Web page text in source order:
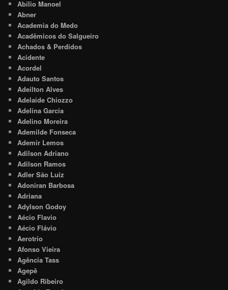
Abílio Manoel
Abner
Academia do Medo
Acadêmicos do Salgueiro
Achados & Perdidos
Acidente
Acordel
Adauto Santos
Adeilton Alves
Adelaide Chiozzo
Adelina Garcia
Adelino Moreira
Ademilde Fonseca
Ademir Lemos
Adilson Adriano
Adilson Ramos
Adler São Luiz
Adoniran Barbosa
Adriana
Adylson Godoy
Aécio Flavio
Aécio Flávio
Aerotrio
Afonso Vieira
Agência Tass
Agepê
Agildo Ribeiro